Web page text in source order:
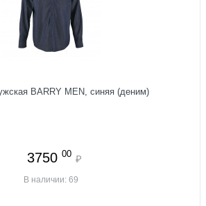
BARRY MEN, синяя (деним)
3750 00 ₽
В наличии: 69